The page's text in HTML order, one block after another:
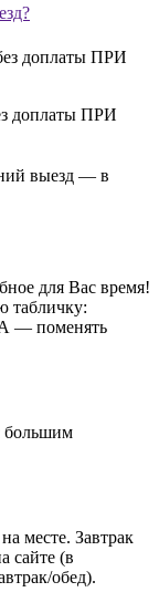
доплаты ПРИ
доплаты ПРИ
выезд — в
для Вас время!
табличку:
поменять
большим
месте. Завтрак
сайте (в
обед).